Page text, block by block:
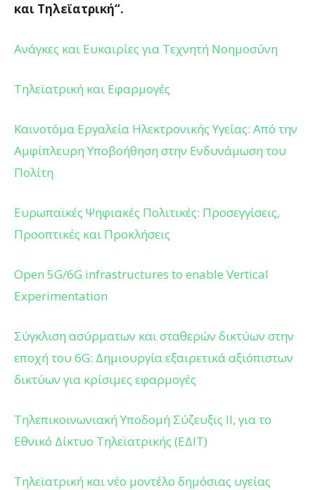
και Τηλεϊατρική“.
Ανάγκες και Ευκαιρίες για Τεχνητή Νοημοσύνη
Τηλεϊατρική και Εφαρμογές
Καινοτόμα Εργαλεία Ηλεκτρονικής Υγείας: Από την
Αμφίπλευρη Υποβοήθηση στην Ενδυνάμωση του
Πολίτη
Ευρωπαϊκές Ψηφιακές Πολιτικές: Προσεγγίσεις,
Προοπτικές και Προκλήσεις
Open 5G/6G infrastructures to enable Vertical
Experimentation
Σύγκλιση ασύρματων και σταθερών δικτύων στην
εποχή του 6G: Δημιουργία εξαιρετικά αξιόπιστων
δικτύων για κρίσιμες εφαρμογές
Τηλεπικοινωνιακή Υποδομή Σύζευξις ΙΙ, για το
Εθνικό Δίκτυο Τηλεϊατρικής (ΕΔΙΤ)
Τηλεϊατρική και νέο μοντέλο δημόσιας υγείας